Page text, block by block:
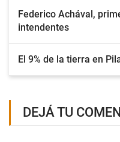
Federico Achával,
intendentes
El 9% de la tierra en
DEJÁ TU